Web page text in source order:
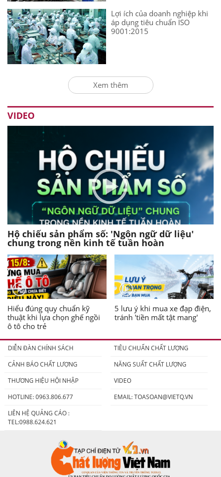
Lợi ích của doanh nghiệp khi
áp dụng tiêu chuẩn ISO
9001:2015
Xem thêm
VIDEO
Hộ chiếu sản phẩm số: 'Ngôn ngữ dữ liệu'
chung trong nền kinh tế tuần hoàn
Hiểu đúng quy chuẩn kỹ
thuật khi lựa chọn ghế ngồi
ô tô cho trẻ
5 lưu ý khi mua xe đạp điện,
tránh 'tiền mất tật mang'
DIỄN ĐÀN CHÍNH SÁCH
TIÊU CHUẨN CHẤT LƯỢNG
CẢNH BÁO CHẤT LƯỢNG
NĂNG SUẤT CHẤT LƯỢNG
THƯƠNG HIỆU HỘI NHẬP
VIDEO
HOTLINE: 0963.806.677
EMAIL:TOASOAN@VIETQ.VN
LIÊN HỆ QUẢNG CÁO :
TEL:0988.624.621